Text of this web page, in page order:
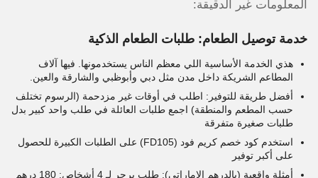
المعلومات غير الدقيقة:
خدمة توصيل الطعام: طلبات الطعام الذكية
هذي الخدمة الأساسية اللي معظم الناس يستخدمونها. فيها آلاف
المطاعم الشريكة داخل مدن مثل دبي وأبوظبي والشارقة والعين.
أفضل طريقة للتوفير: اطلب في أوقات غير مزدحمة (الرسوم تختلف
حسب المطعم والمنطقة) اجمع طلبات العائلة في طلب واحد كبير بدل
طلبات صغيرة متفرقة
استخدم كود خصم كريم فود (FD105) على الطلبات الكبيرة للحصول
على أكبر توفير
أمثلة واقعية (بالدرهم الإماراتي): طلب برجر لـ 4 أشخاص: 180 درهم